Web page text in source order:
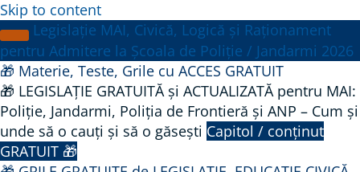
Skip to content
Legislație MAI, Civică, Logică și Raționament
pentru Admitere la Școala de Poliție / Jandarmi 2026
🎁 Materie, Teste, Grile cu ACCES GRATUIT
🎁 LEGISLAȚIE GRATUITĂ și ACTUALIZATĂ pentru MAI:
Poliție, Jandarmi, Poliția de Frontieră și ANP – Cum și
unde să o cauți și să o găsești Capitol / conținut
GRATUIT 🎁